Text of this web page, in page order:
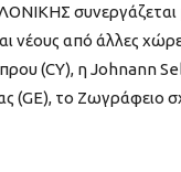
συνεργάζεται
νέους από άλλες
(CY), η Johnann
(GE), το